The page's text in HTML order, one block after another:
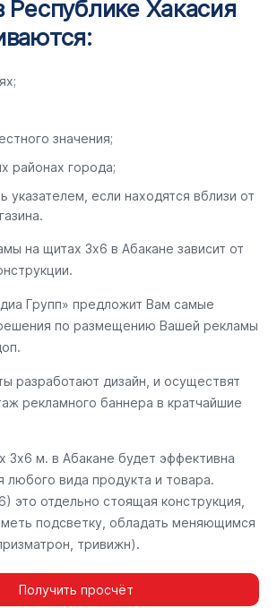
Республике Хакасия
значения;
районах города;
указателем, если находятся вблизи от
на щитах 3х6 в Абакане зависит от
Групп» предложит Вам самые
по размещению Вашей рекламы
разработают дизайн, и осуществят
рекламного баннера в кратчайшие
3х6 м. в Абакане будет эффективна
любого вида продукта и товара.
это отдельно стоящая конструкция,
подсветку, обладать меняющимся
тривижн).
Получить просчёт